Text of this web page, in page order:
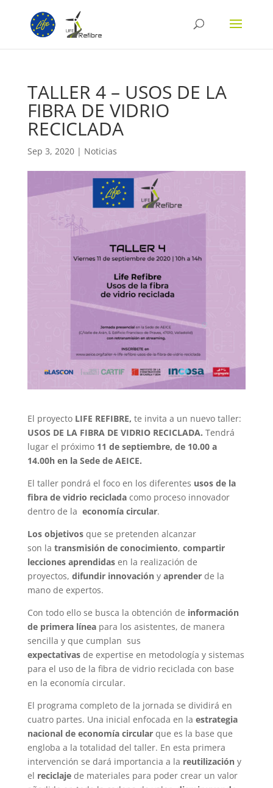
TALLER 4 – USOS DE LA
FIBRA DE VIDRIO
RECICLADA
Sep 3, 2020| Noticias
El proyectoLIFE REFIBRE, te invita a un nuevo taller:
USOS DE LA FIBRA DE VIDRIO RECICLADA. Tendrá
lugar el próximo 11 de septiembre, de 10.00 a
14.00h en la Sede de AEICE.
El taller pondrá el foco en los diferentes usos de la
fibra de vidrio recicladacomo proceso innovador
dentro de la economía circular.
Los objetivos que se pretenden alcanzar
son la transmisión de conocimiento, compartir
lecciones aprendidasen la realización de
proyectos, difundir innovaciónyaprenderde la
mano de expertos.
Con todo ello se busca la obtención de información
de primera líneapara los asistentes, de manera
sencilla y que cumplan sus
expectativasde expertise en metodología y sistemas
para el uso de la fibra de vidrio reciclada con base
en la economía circular.
El programa completo de la jornada se dividirá en
cuatro partes. Una inicial enfocada en la estrategia
nacional de economía circular que es la base que
engloba a la totalidad del taller. En esta primera
intervención se dará importancia a la reutilizacióny
el reciclajede materiales para poder crear un valor